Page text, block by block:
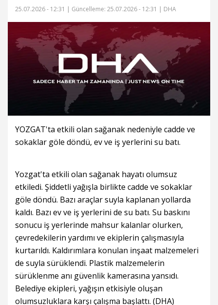
25.07.2026 - 12:31 | Güncelleme: 25.07.2026 - 12:31 | DHA
YOZGAT'ta etkili olan sağanak nedeniyle cadde ve
sokaklar göle döndü, ev ve iş yerlerini su batı.
Yozgat'ta etkili olan sağanak hayatı olumsuz
etkiledi. Şiddetli yağışla birlikte cadde ve sokaklar
göle döndü. Bazı araçlar suyla kaplanan yollarda
kaldı. Bazı ev ve iş yerlerini de su batı. Su baskını
sonucu iş yerlerinde mahsur kalanlar olurken,
çevredekilerin yardımı ve ekiplerin çalışmasıyla
kurtarıldı. Kaldırımlara konulan inşaat malzemeleri
de suyla sürüklendi. Plastik malzemelerin
sürüklenme anı güvenlik kamerasına yansıdı.
Belediye ekipleri, yağışın etkisiyle oluşan
olumsuzluklara karşı çalışma başlattı. (DHA)